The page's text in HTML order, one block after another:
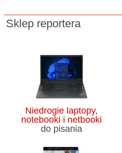
Sklep reportera
Niedrogie laptopy,
notebooki i netbooki
do pisania